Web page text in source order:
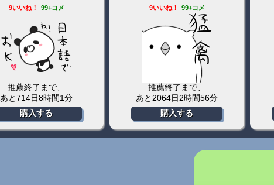
9いいね！ 99+コメ
推薦終了まで、
あと714日8時間1分
購入する
9いいね！ 99+コメ
推薦終了まで、
あと2064日2時間56分
購入する